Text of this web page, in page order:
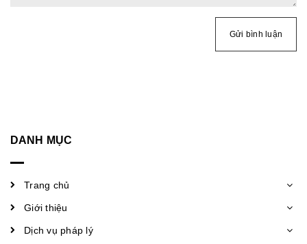
Gửi bình luận
DANH MỤC
Trang chủ
Giới thiệu
Dịch vụ pháp lý